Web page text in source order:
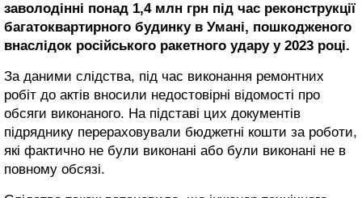
заволодінні понад 1,4 млн грн під час реконструкції
багатоквартирного будинку в Умані, пошкодженого
внаслідок російського ракетного удару у 2023 році.
За даними слідства, під час виконання ремонтних
робіт до актів вносили недостовірні відомості про
обсяги виконаного. На підставі цих документів
підряднику перераховували бюджетні кошти за роботи,
які фактично не були виконані або були виконані не в
повному обсязі.